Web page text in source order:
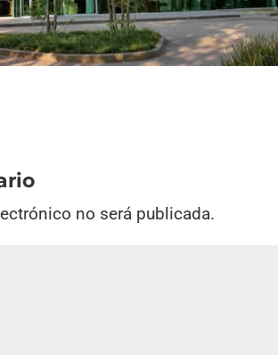
no será publicada.